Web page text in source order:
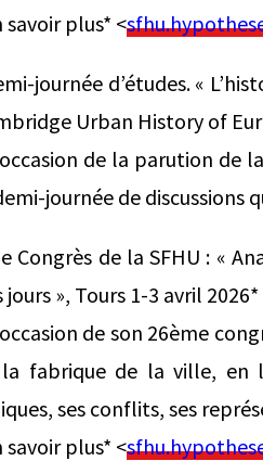
savoir plus* <
journée d’études. «
Urban History of
de la parution de
journée de discussions
Congrès de la SFHU : «
jours », Tours 1-3 avril 2026*
de son 26ème
fabrique de la ville, en
ses conflits, ses
savoir plus* <